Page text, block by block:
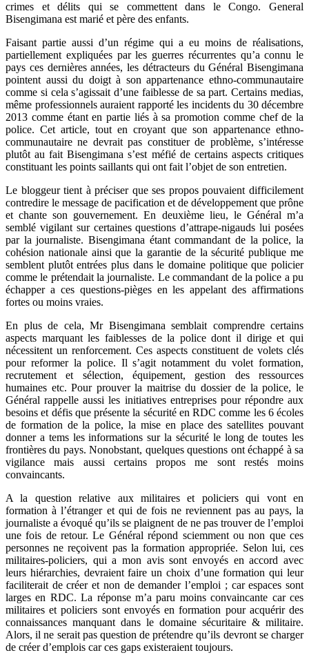
crimes et délits qui se commettent dans le Congo. General
Bisengimana est marié et père des enfants.
Faisant partie aussi d’un régime qui a eu moins de réalisations,
partiellement expliquées par les guerres récurrentes qu’a connu le
pays ces dernières années, les détracteurs du Général Bisengimana
pointent aussi du doigt à son appartenance ethno-communautaire
comme si cela s’agissait d’une faiblesse de sa part. Certains medias,
même professionnels auraient rapporté les incidents du 30 décembre
2013 comme étant en partie liés à sa promotion comme chef de la
police. Cet article, tout en croyant que son appartenance ethno-
communautaire ne devrait pas constituer de problème, s’intéresse
plutôt au fait Bisengimana s’est méfié de certains aspects critiques
constituant les points saillants qui ont fait l’objet de son entretien.
Le bloggeur tient à préciser que ses propos pouvaient difficilement
contredire le message de pacification et de développement que prône
et chante son gouvernement. En deuxième lieu, le Général m’a
semblé vigilant sur certaines questions d’attrape-nigauds lui posées
par la journaliste. Bisengimana étant commandant de la police, la
cohésion nationale ainsi que la garantie de la sécurité publique me
semblent plutôt entrées plus dans le domaine politique que policier
comme le prétendait la journaliste. Le commandant de la police a pu
échapper a ces questions-pièges en les appelant des affirmations
fortes ou moins vraies.
En plus de cela, Mr Bisengimana semblait comprendre certains
aspects marquant les faiblesses de la police dont il dirige et qui
nécessitent un renforcement. Ces aspects constituent de volets clés
pour reformer la police. Il s’agit notamment du volet formation,
recrutement et sélection, équipement, gestion des ressources
humaines etc. Pour prouver la maitrise du dossier de la police, le
Général rappelle aussi les initiatives entreprises pour répondre aux
besoins et défis que présente la sécurité en RDC comme les 6 écoles
de formation de la police, la mise en place des satellites pouvant
donner a tems les informations sur la sécurité le long de toutes les
frontières du pays. Nonobstant, quelques questions ont échappé à sa
vigilance mais aussi certains propos me sont restés moins
convaincants.
A la question relative aux militaires et policiers qui vont en
formation à l’étranger et qui de fois ne reviennent pas au pays, la
journaliste a évoqué qu’ils se plaignent de ne pas trouver de l’emploi
une fois de retour. Le Général répond sciemment ou non que ces
personnes ne reçoivent pas la formation appropriée. Selon lui, ces
militaires-policiers, qui a mon avis sont envoyés en accord avec
leurs hiérarchies, devraient faire un choix d’une formation qui leur
faciliterait de créer et non de demander l’emploi ; car espaces sont
larges en RDC. La réponse m’a paru moins convaincante car ces
militaires et policiers sont envoyés en formation pour acquérir des
connaissances manquant dans le domaine sécuritaire & militaire.
Alors, il ne serait pas question de prétendre qu’ils devront se charger
de créer d’emplois car ces gaps existeraient toujours.